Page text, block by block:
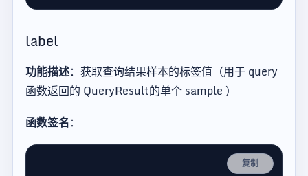
label
功能描述：获取查询结果样本的标签值（用于 query
函数返回的 QueryResult的单个 sample ）
函数签名：
复制